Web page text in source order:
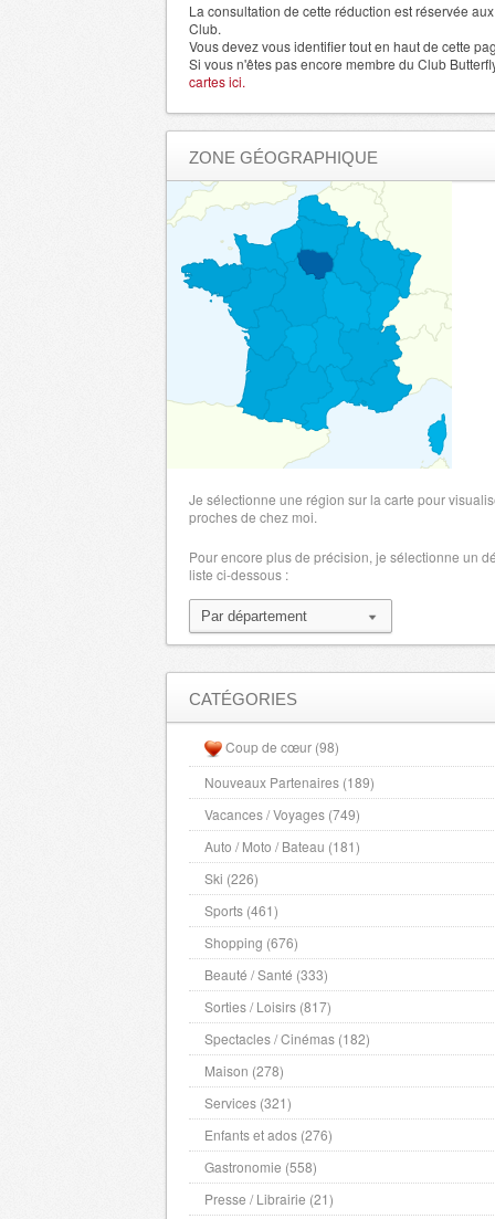
La consultation de cette réduction est réservée
Club.
Vous devez vous identifier tout en haut de cette
Si vous n'êtes pas encore membre du Club
cartes ici.
ZONE GÉOGRAPHIQUE
Je sélectionne une région sur la carte pour
proches de chez moi.
Pour encore plus de précision, je sélectionne un
liste ci-dessous :
CATÉGORIES
Coup de cœur (98)
Nouveaux Partenaires (189)
Vacances / Voyages (749)
Auto / Moto / Bateau (181)
Ski (226)
Sports (461)
Shopping (676)
Beauté / Santé (333)
Sorties / Loisirs (817)
Spectacles / Cinémas (182)
Maison (278)
Services (321)
Enfants et ados (276)
Gastronomie (558)
Presse / Librairie (21)